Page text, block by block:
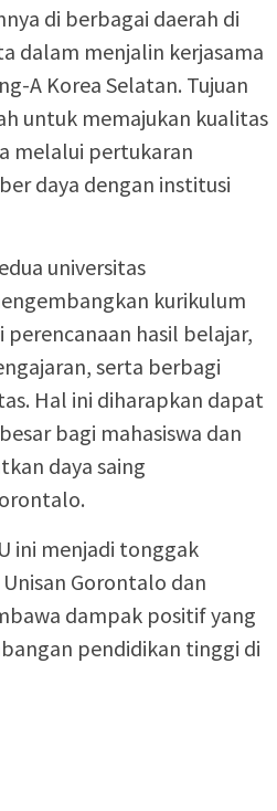
di berbagai daerah di
dalam menjalin kerjasama
A Korea Selatan. Tujuan
untuk memajukan kualitas
melalui pertukaran
daya dengan institusi
universitas
kurikulum
hasil belajar,
serta berbagi
Hal ini diharapkan dapat
bagi mahasiswa dan
daya saing
ini menjadi tonggak
Gorontalo dan
dampak positif yang
pendidikan tinggi di